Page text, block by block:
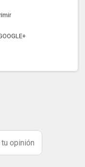
opinión